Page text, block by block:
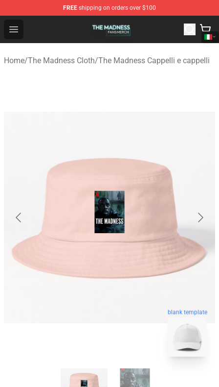
FREE shipping on orders over $100
Open menu
The Madness Shop - Official The Madness Merchandise
Home/The Madness Cloth/The Madness Cappelli e cappelli
blank template